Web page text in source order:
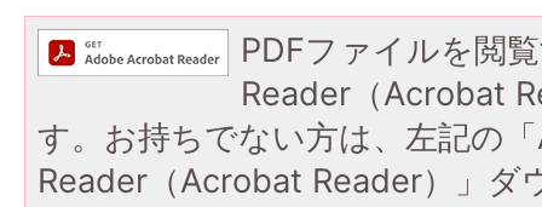
PDFファイルを閲
Reader（Acrobat
す。お持ちでない方は、左記の
Reader（Acrobat Reader）」ダ